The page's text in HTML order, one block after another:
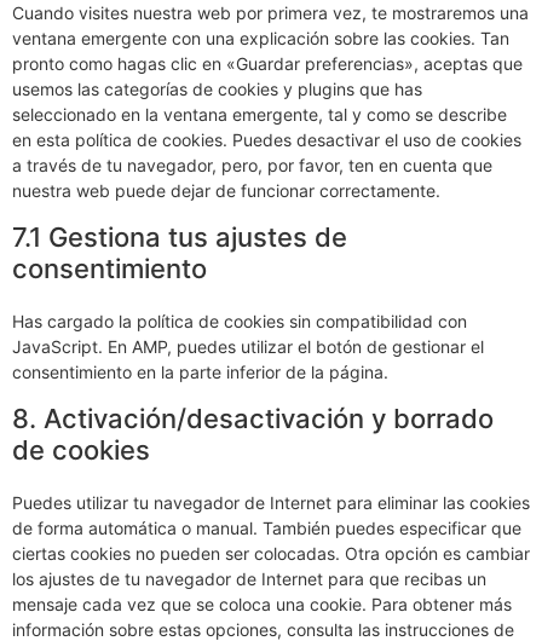
Cuando visites nuestra web por primera vez, te mostraremos una
ventana emergente con una explicación sobre las cookies. Tan
pronto como hagas clic en «Guardar preferencias», aceptas que
usemos las categorías de cookies y plugins que has
seleccionado en la ventana emergente, tal y como se describe
en esta política de cookies. Puedes desactivar el uso de cookies
a través de tu navegador, pero, por favor, ten en cuenta que
nuestra web puede dejar de funcionar correctamente.
7.1 Gestiona tus ajustes de
consentimiento
Has cargado la política de cookies sin compatibilidad con
JavaScript. En AMP, puedes utilizar el botón de gestionar el
consentimiento en la parte inferior de la página.
8. Activación/desactivación y borrado
de cookies
Puedes utilizar tu navegador de Internet para eliminar las cookies
de forma automática o manual. También puedes especificar que
ciertas cookies no pueden ser colocadas. Otra opción es cambiar
los ajustes de tu navegador de Internet para que recibas un
mensaje cada vez que se coloca una cookie. Para obtener más
información sobre estas opciones, consulta las instrucciones de